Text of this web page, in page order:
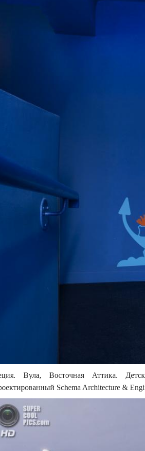
Вула, Восточная Аттика.
Schema Architecture &